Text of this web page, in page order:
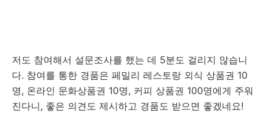
저도 참여해서 설문조사를 했는 데 5분도 걸리지 않습니
다. 참여를 통한 경품은 페밀리 레스토랑 외식 상품권 10
명, 온라인 문화상품권 10명, 커피 상품권 100명에게 주워
진다니, 좋은 의견도 제시하고 경품도 받으면 좋겠네요!